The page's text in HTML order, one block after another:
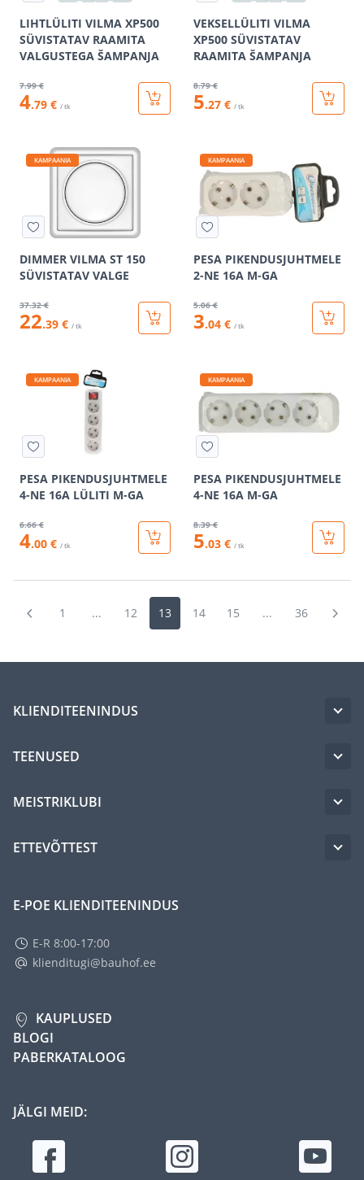
LIHTLÜLITI VILMA XP500
SÜVISTATAV RAAMITA
VALGUSTEGA ŠAMPANJA
7.99 €
4.79 € / tk
VEKSELLÜLITI VILMA
XP500 SÜVISTATAV
RAAMITA ŠAMPANJA
8.79 €
5.27 € / tk
KAMPAANIA
DIMMER VILMA ST 150
SÜVISTATAV VALGE
37.32 €
22.39 € / tk
KAMPAANIA
PESA PIKENDUSJUHTMELE
2-NE 16A M-GA
5.06 €
3.04 € / tk
KAMPAANIA
PESA PIKENDUSJUHTMELE
4-NE 16A LÜLITI M-GA
6.66 €
4.00 € / tk
KAMPAANIA
PESA PIKENDUSJUHTMELE
4-NE 16A M-GA
8.39 €
5.03 € / tk
1 ... 12 13 14 15 ... 36
KLIENDITEENINDUS
TEENUSED
MEISTRIKLUBI
ETTEVÕTTEST
E-POE KLIENDITEENINDUS
E-R 8:00-17:00
klienditugi@bauhof.ee
KAUPLUSED
BLOGI
PABERKATALOOG
JÄLGI MEID: